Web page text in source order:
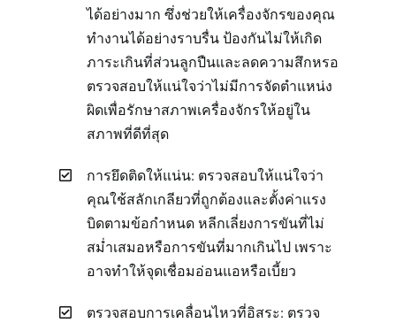
ได้อย่างมาก ซึ่งช่วยให้เครื่องจักรของคุณ
ทำงานได้อย่างราบรื่น ป้องกันไม่ให้เกิด
ภาระเกินที่ส่วนลูกปืนและลดความสึกหรอ
ตรวจสอบให้แน่ใจว่าไม่มีการจัดตำแหน่ง
ผิดเพื่อรักษาสภาพเครื่องจักรให้อยู่ใน
สภาพที่ดีที่สุด
การยึดติดให้แน่น: ตรวจสอบให้แน่ใจว่า
คุณใช้สลักเกลียวที่ถูกต้องและตั้งค่าแรง
บิดตามข้อกำหนด หลีกเลี่ยงการขันที่ไม่
สม่ำเสมอหรือการขันที่มากเกินไป เพราะ
อาจทำให้จุดเชื่อมอ่อนแอหรือเบี้ยว
ตรวจสอบการเคลื่อนไหวที่อิสระ: ตรวจ